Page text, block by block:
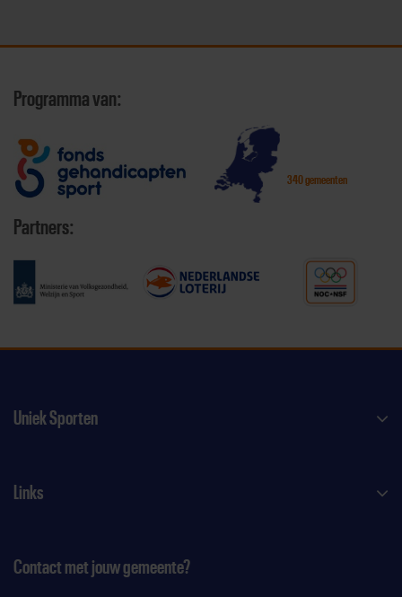
Programma van:
340 gemeenten
Partners:
Uniek Sporten
Links
Contact met jouw gemeente?